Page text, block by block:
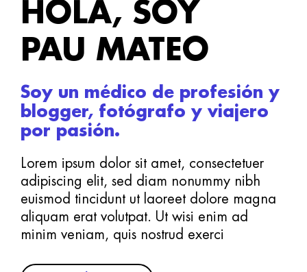
HOLA, SOY
PAU MATEO
Soy un médico de profesión y
blogger, fotógrafo y viajero
por pasión.
Lorem ipsum dolor sit amet, consectetuer
adipiscing elit, sed diam nonummy nibh
euismod tincidunt ut laoreet dolore magna
aliquam erat volutpat. Ut wisi enim ad
minim veniam, quis nostrud exerci